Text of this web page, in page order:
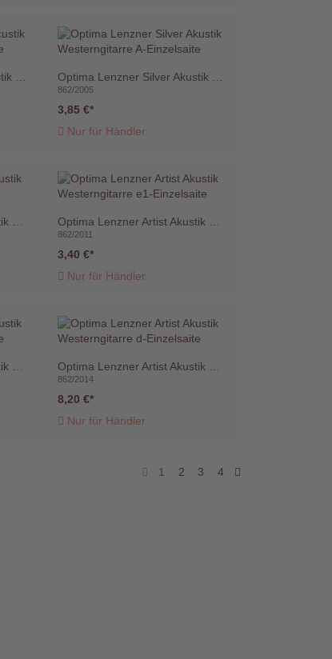
862/2005
3,85 €
Nur für Händler.
862/2011
3,40 €
Nur für Händler.
862/2014
8,20 €
Nur für Händler.
1 2 3 4